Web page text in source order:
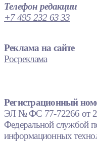
Телефон редакции
+7 495 232 63 33
Реклама на сайте
Росреклама
Регистрационный
ЭЛ № ФС 77-72266 от
Федеральной службой
информационных